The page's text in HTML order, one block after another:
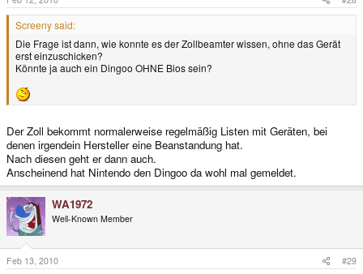
Screeny said:
Die Frage ist dann, wie konnte es der Zollbeamter wissen, ohne das Gerät
erst einzuschicken?
Könnte ja auch ein Dingoo OHNE Bios sein?
Der Zoll bekommt normalerweise regelmäßig Listen mit Geräten, bei
denen irgendein Hersteller eine Beanstandung hat.
Nach diesen geht er dann auch.
Anscheinend hat Nintendo den Dingoo da wohl mal gemeldet.
WA1972
Well-Known Member
Feb 13, 2010 #29